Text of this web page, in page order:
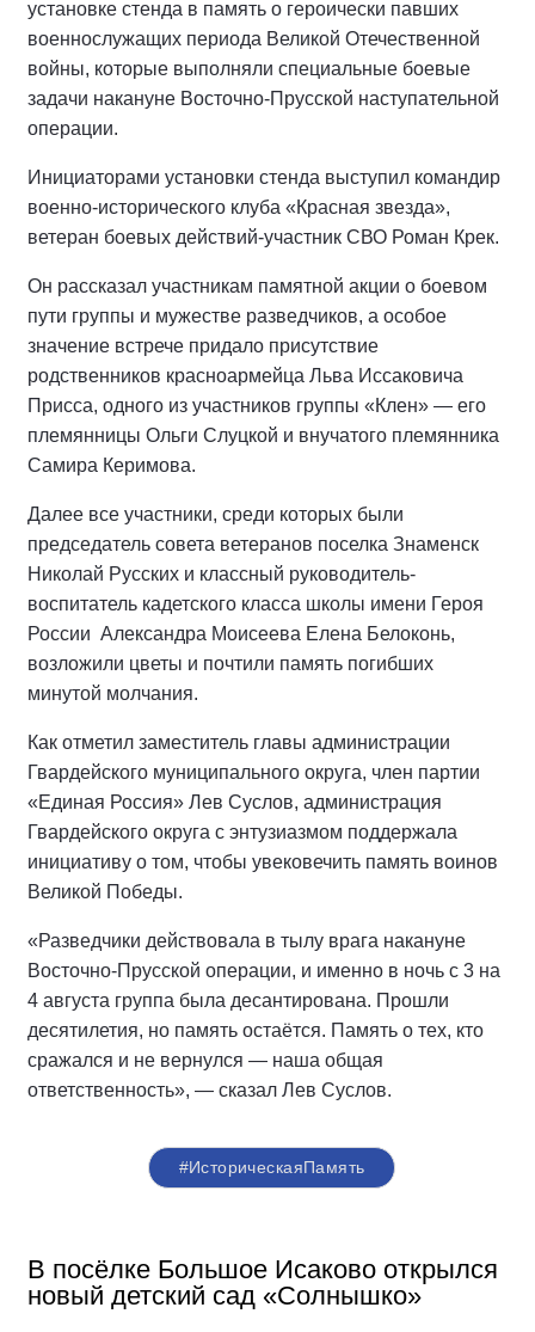
установке стенда в память о героически павших
военнослужащих периода Великой Отечественной
войны, которые выполняли специальные боевые
задачи накануне Восточно-Прусской наступательной
операции.
Инициаторами установки стенда выступил командир
военно-исторического клуба «Красная звезда»,
ветеран боевых действий-участник СВО Роман Крек.
Он рассказал участникам памятной акции о боевом
пути группы и мужестве разведчиков, а особое
значение встрече придало присутствие
родственников красноармейца Льва Иссаковича
Присса, одного из участников группы «Клен» — его
племянницы Ольги Слуцкой и внучатого племянника
Самира Керимова.
Далее все участники, среди которых были
председатель совета ветеранов поселка Знаменск
Николай Русских и классный руководитель-
воспитатель кадетского класса школы имени Героя
России Александра Моисеева Елена Белоконь,
возложили цветы и почтили память погибших
минутой молчания.
Как отметил заместитель главы администрации
Гвардейского муниципального округа, член партии
«Единая Россия» Лев Суслов, администрация
Гвардейского округа с энтузиазмом поддержала
инициативу о том, чтобы увековечить память воинов
Великой Победы.
«Разведчики действовала в тылу врага накануне
Восточно-Прусской операции, и именно в ночь с 3 на
4 августа группа была десантирована. Прошли
десятилетия, но память остаётся. Память о тех, кто
сражался и не вернулся — наша общая
ответственность», — сказал Лев Суслов.
#ИсторическаяПамять
В посёлке Большое Исаково открылся
новый детский сад «Солнышко»